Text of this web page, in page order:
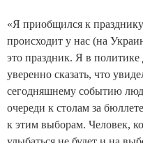
«Я приобщился к
происходит у нас (на
это праздник. Я в
уверенно сказать, что
сегодняшнему событию
очереди к столам за
к этим выборам. Человек,